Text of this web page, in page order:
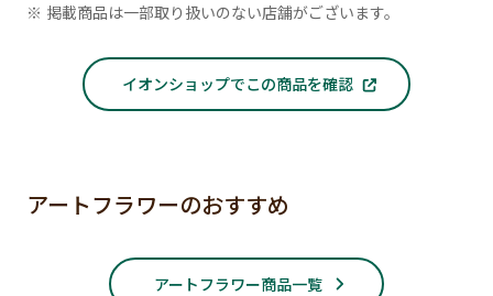
※ 掲載商品は一部取り扱いのない店舗がございます。
イオンショップでこの商品を確認
アートフラワーのおすすめ
アートフラワー商品一覧